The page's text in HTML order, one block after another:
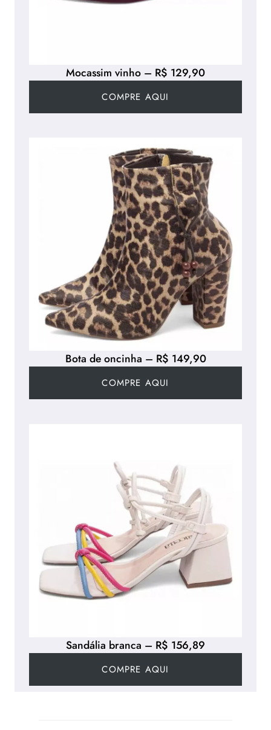
Sandália branca – R$ 156,89
COMPRE AQUI
Mocassim vinho – R$ 129,90
COMPRE AQUI
Bota de oncinha – R$ 149,90
COMPRE AQUI